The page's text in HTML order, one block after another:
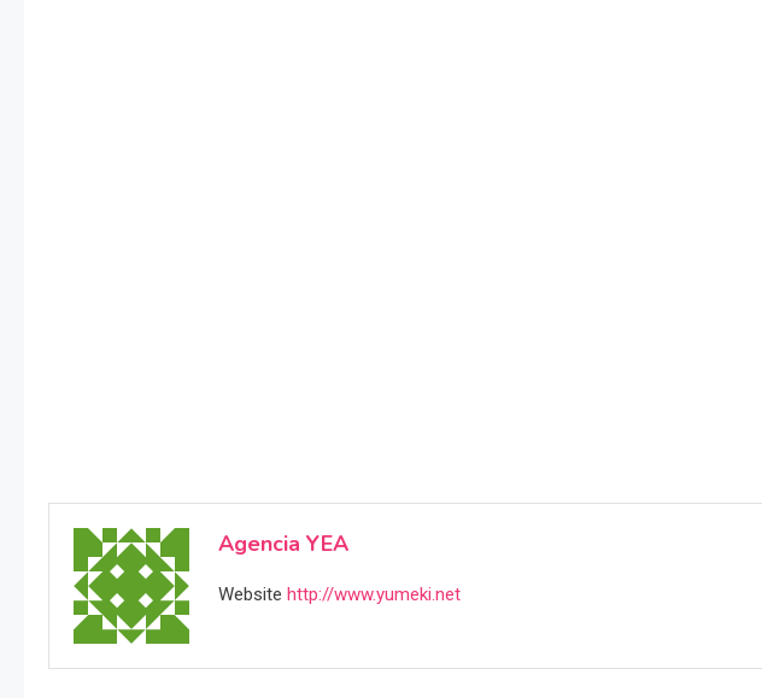
Agencia YEA
Website http://www.yumeki.net